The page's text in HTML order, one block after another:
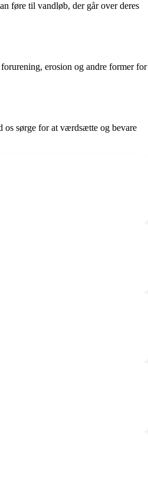
føre til vandløb, der går over deres
erosion og andre former for
os sørge for at værdsætte og bevare